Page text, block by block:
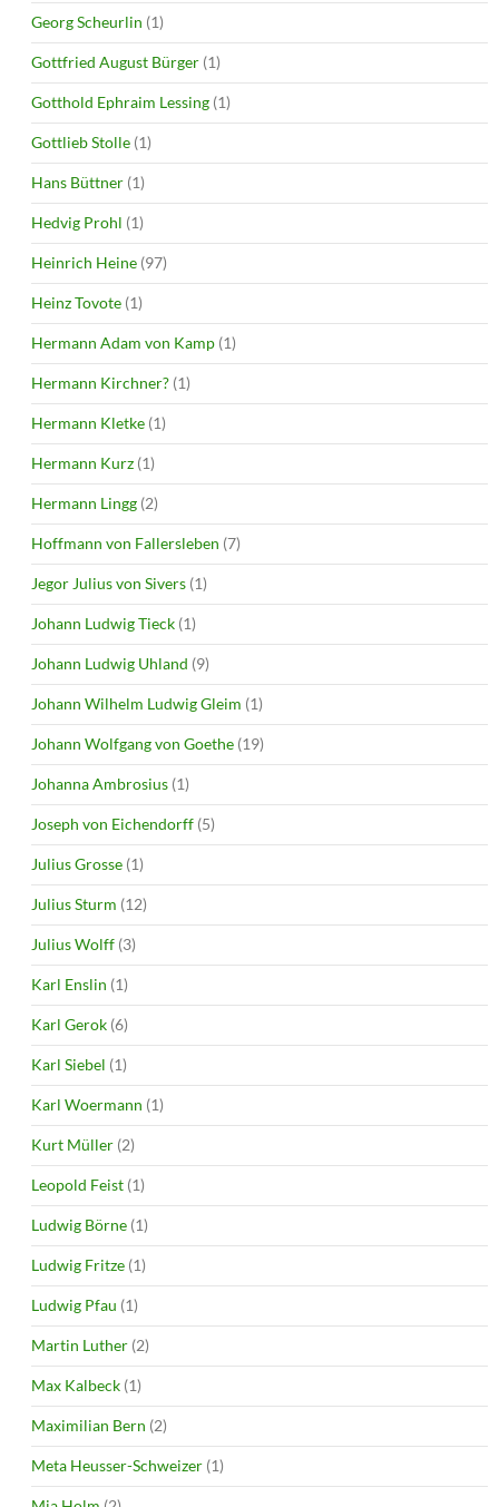
Georg Scheurlin (1)
Gottfried August Bürger (1)
Gotthold Ephraim Lessing (1)
Gottlieb Stolle (1)
Hans Büttner (1)
Hedvig Prohl (1)
Heinrich Heine (97)
Heinz Tovote (1)
Hermann Adam von Kamp (1)
Hermann Kirchner? (1)
Hermann Kletke (1)
Hermann Kurz (1)
Hermann Lingg (2)
Hoffmann von Fallersleben (7)
Jegor Julius von Sivers (1)
Johann Ludwig Tieck (1)
Johann Ludwig Uhland (9)
Johann Wilhelm Ludwig Gleim (1)
Johann Wolfgang von Goethe (19)
Johanna Ambrosius (1)
Joseph von Eichendorff (5)
Julius Grosse (1)
Julius Sturm (12)
Julius Wolff (3)
Karl Enslin (1)
Karl Gerok (6)
Karl Siebel (1)
Karl Woermann (1)
Kurt Müller (2)
Leopold Feist (1)
Ludwig Börne (1)
Ludwig Fritze (1)
Ludwig Pfau (1)
Martin Luther (2)
Max Kalbeck (1)
Maximilian Bern (2)
Meta Heusser-Schweizer (1)